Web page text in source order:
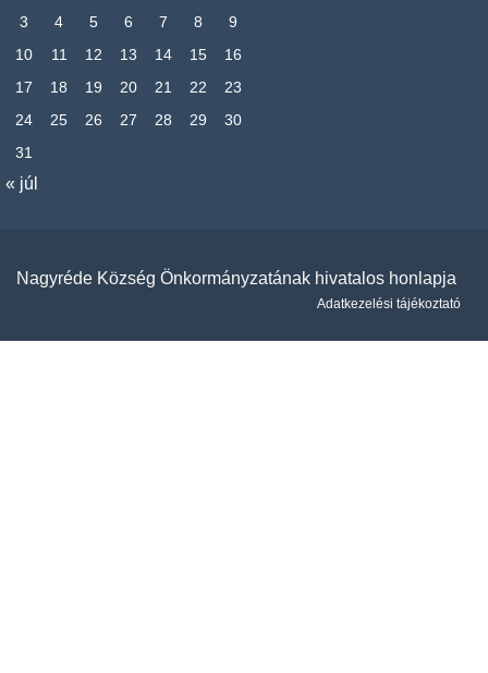
3
4 5 6 7 8
9
10
11 12 13 14 15
16
17
18 19 20 21 22
23
24
25 26 27 28 29
30
31
« júl
Nagyréde Község Önkormányzatának hivatalos honlapja
Adatkezelési tájékoztató